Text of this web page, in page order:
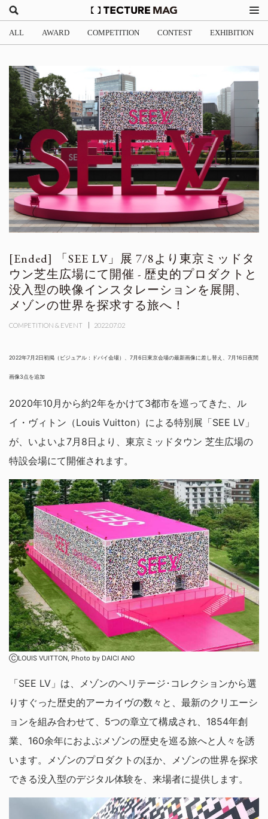
ALL AWARD COMPETITION CONTEST EXHIBITION
「SEE LV」展 7/8より東京ミッドタ
ウン芝生広場にて開催 - 歴史的プロダクトと
没入型の映像インスタレーションを展開、
メゾンの世界を探求する旅へ！
COMPETITION & EVENT 2022.07.02
2022年7月2日初掲（ビジュアル：ドバイ会場）、7月6日東京会場の最新画像に差し替え、7月16日夜間
画像3点を追加
2020年10月から約2年をかけて3都市を巡ってきた、ル
イ・ヴィトン（Louis Vuitton）による特別展「SEE LV」
が、いよいよ7月8日より、東京ミッドタウン 芝生広場の
特設会場にて開催されます。
ⒸLOUIS VUITTON, Photo by DAICI ANO
「SEE LV」は、メゾンのヘリテージ･コレクションから選
りすぐった歴史的アーカイヴの数々と、最新のクリエーシ
ョンを組み合わせて、5つの章立て構成され、1854年創
業、160余年におよぶメゾンの歴史を巡る旅へと人々を誘
います。メゾンのプロダクトのほか、メゾンの世界を探求
できる没入型のデジタル体験を、来場者に提供します。